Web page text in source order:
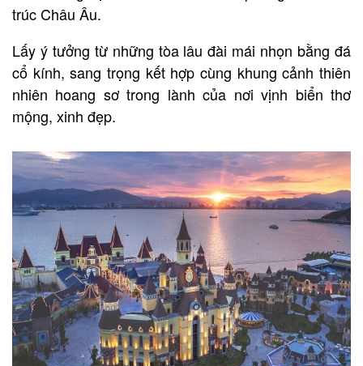
trúc Châu Âu.
Lấy ý tưởng từ những tòa lâu đài mái nhọn bằng đá
cổ kính, sang trọng kết hợp cùng khung cảnh thiên
nhiên hoang sơ trong lành của nơi vịnh biển thơ
mộng, xinh đẹp.